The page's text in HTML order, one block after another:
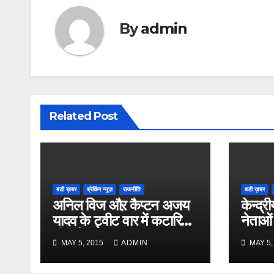
Byadmin
Related Post
बडी ख़बर ब्रेकिंग न्यूज़ राजनीति
अनिल विज औऱ कैप्टन अजय
यादव के ट्वीट वार में कटारिया
भी कूदे
MAY 5, 2015 ADMIN
बडी ख़बर
नेताओं
MAY